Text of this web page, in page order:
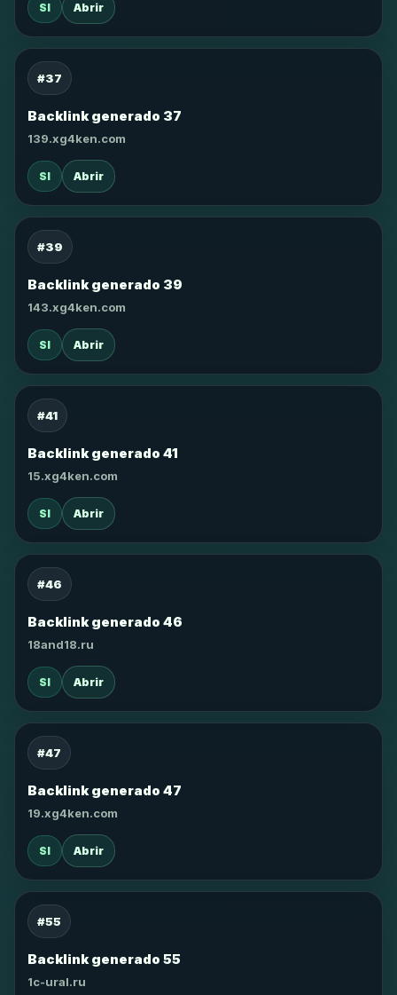
SI Abrir
#37
Backlink generado 37
139.xg4ken.com
SI Abrir
#39
Backlink generado 39
143.xg4ken.com
SI Abrir
#41
Backlink generado 41
15.xg4ken.com
SI Abrir
#46
Backlink generado 46
18and18.ru
SI Abrir
#47
Backlink generado 47
19.xg4ken.com
SI Abrir
#55
Backlink generado 55
1c-ural.ru